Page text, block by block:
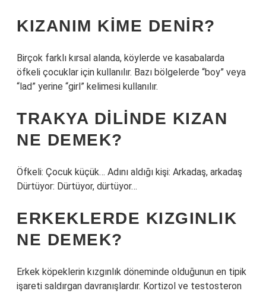
KIZANIM KIME DENIR?
Birçok farklı kırsal alanda, köylerde ve kasabalarda
öfkeli çocuklar için kullanılır. Bazı bölgelerde “boy” veya
“lad” yerine “girl” kelimesi kullanılır.
TRAKYA DILINDE KIZAN
NE DEMEK?
Öfkeli: Çocuk küçük… Adını aldığı kişi: Arkadaş, arkadaş
Dürtüyor: Dürtüyor, dürtüyor…
ERKEKLERDE KIZGINLIK
NE DEMEK?
Erkek köpeklerin kızgınlık döneminde olduğunun en tipik
işareti saldırgan davranışlardır. Kortizol ve testosteron